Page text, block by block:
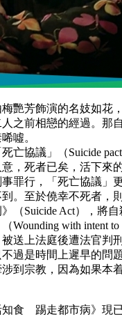
艷芳飾演的名妓如
之前相戀的經過。那
噓。
亡協議」（Suicide
，死者已矣，活下來
罪行，「死亡協議」
。至於僥幸不死者，
（Suicide Act），將
Wounding with intent
送上法庭後遭法官判
過是時間上遲早的問
到宗教，因為如果本
知食 踢走都市病》現已